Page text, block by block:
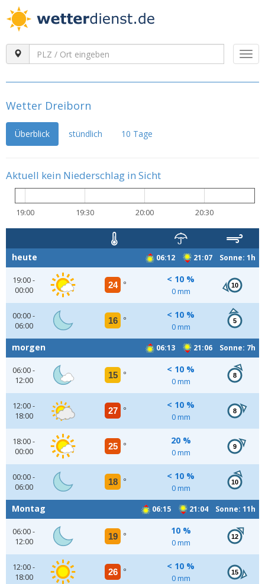
Wetter Dreiborn
Überblick stündlich 10 Tage
Aktuell kein Niederschlag in Sicht
19:00 19:30 20:00 20:30
06:12 21:07 Sonne: 1h
heute
19:00 -
00:00
24 °
< 10 %
0 mm
10
00:00 -
06:00
16 °
< 10 %
0 mm
5
06:13 21:06 Sonne: 7h
morgen
06:00 -
12:00
15 °
< 10 %
0 mm
8
12:00 -
18:00
27 °
< 10 %
0 mm
8
18:00 -
00:00
25 °
20 %
0 mm
9
00:00 -
06:00
18 °
< 10 %
0 mm
10
06:15 21:04 Sonne: 11h
Montag
06:00 -
12:00
19 °
10 %
0 mm
12
12:00 -
18:00
26 °
< 10 %
0 mm
15